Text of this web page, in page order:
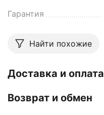
Гарантия
Найти похожие
Доставка и оплата
Возврат и обмен